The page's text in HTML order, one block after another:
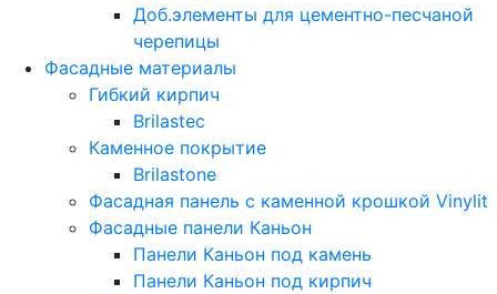
Доб.элементы для цементно-песчаной
черепицы
Фасадные материалы
Гибкий кирпич
Brilastec
Каменное покрытие
Brilastone
Фасадная панель с каменной крошкой Vinylit
Фасадные панели Каньон
Панели Каньон под камень
Панели Каньон под кирпич